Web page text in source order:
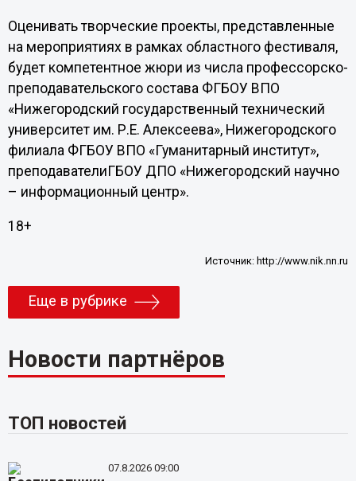
Оценивать творческие проекты, представленные
на мероприятиях в рамках областного фестиваля,
будет компетентное жюри из числа профессорско-
преподавательского состава ФГБОУ ВПО
«Нижегородский государственный технический
университет им. Р.Е. Алексеева», Нижегородского
филиала ФГБОУ ВПО «Гуманитарный институт»,
преподавателиГБОУ ДПО «Нижегородский научно
– информационный центр».
18+
Источник: http://www.nik.nn.ru
Еще в рубрике
Новости партнёров
ТОП новостей
07.8.2026 09:00